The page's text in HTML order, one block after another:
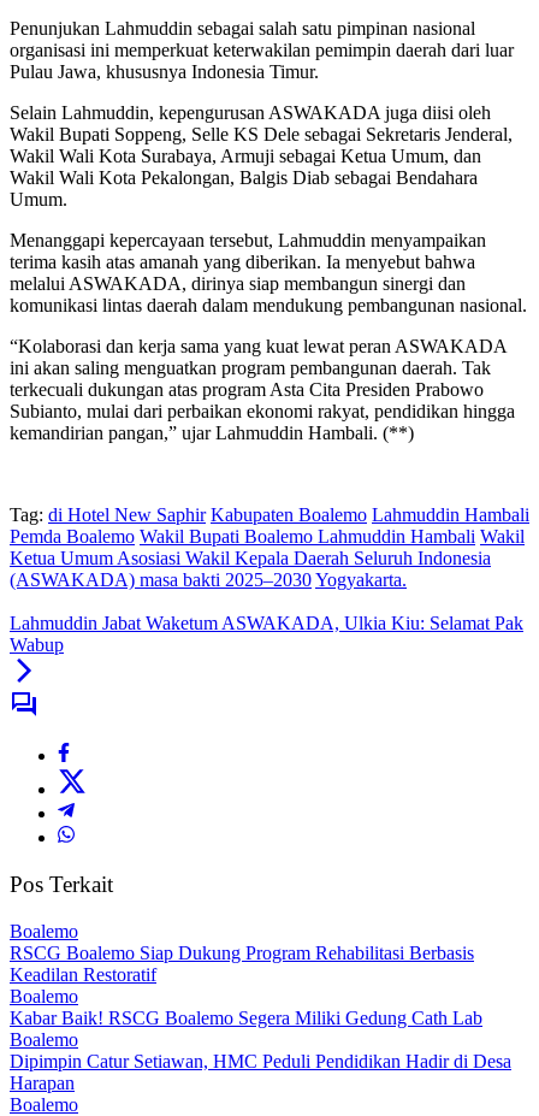
Penunjukan Lahmuddin sebagai salah satu pimpinan nasional
organisasi ini memperkuat keterwakilan pemimpin daerah dari luar
Pulau Jawa, khususnya Indonesia Timur.
Selain Lahmuddin, kepengurusan ASWAKADA juga diisi oleh
Wakil Bupati Soppeng, Selle KS Dele sebagai Sekretaris Jenderal,
Wakil Wali Kota Surabaya, Armuji sebagai Ketua Umum, dan
Wakil Wali Kota Pekalongan, Balgis Diab sebagai Bendahara
Umum.
Menanggapi kepercayaan tersebut, Lahmuddin menyampaikan
terima kasih atas amanah yang diberikan. Ia menyebut bahwa
melalui ASWAKADA, dirinya siap membangun sinergi dan
komunikasi lintas daerah dalam mendukung pembangunan nasional.
“Kolaborasi dan kerja sama yang kuat lewat peran ASWAKADA
ini akan saling menguatkan program pembangunan daerah. Tak
terkecuali dukungan atas program Asta Cita Presiden Prabowo
Subianto, mulai dari perbaikan ekonomi rakyat, pendidikan hingga
kemandirian pangan,” ujar Lahmuddin Hambali. (**)
Tag: di Hotel New Saphir Kabupaten Boalemo Lahmuddin Hambali
Pemda Boalemo Wakil Bupati Boalemo Lahmuddin Hambali Wakil
Ketua Umum Asosiasi Wakil Kepala Daerah Seluruh Indonesia
(ASWAKADA) masa bakti 2025–2030Yogyakarta.
Lahmuddin Jabat Waketum ASWAKADA, Ulkia Kiu: Selamat Pak
Wabup
Pos Terkait
Boalemo
RSCG Boalemo Siap Dukung Program Rehabilitasi Berbasis
Keadilan Restoratif
Boalemo
Kabar Baik! RSCG Boalemo Segera Miliki Gedung Cath Lab
Boalemo
Dipimpin Catur Setiawan, HMC Peduli Pendidikan Hadir di Desa
Harapan
Boalemo